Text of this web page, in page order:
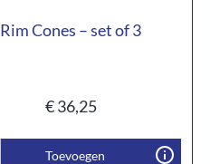
Rim Cones – set of 3
€36,25
Toevoegen